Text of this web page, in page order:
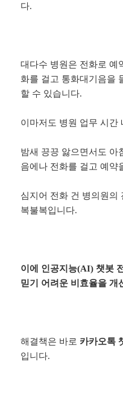
다.
대다수 병원은 전화로 예
화를 걸고 통화대기음을
할 수 있습니다.
이마저도 병원 업무 시간
밤새 끙끙 앓으면서도 아
음에나 전화를 걸고 예약
심지어 전화 건 병의원의
복불복입니다.
이에 인공지능(AI) 챗봇
믿기 어려운 비효율을 개
해결책은 바로 카카오톡
입니다.